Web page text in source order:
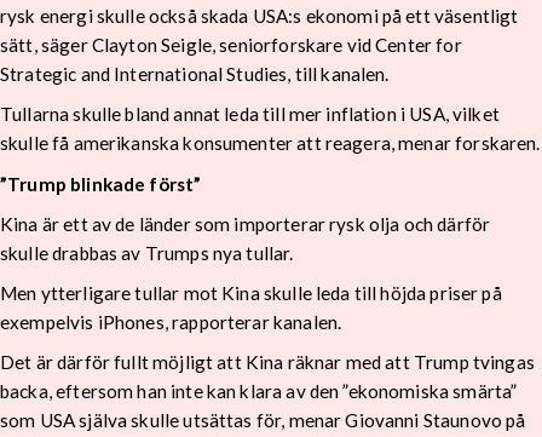
rysk energi skulle också skada USA:s ekonomi på ett väsentligt
sätt, säger Clayton Seigle, seniorforskare vid Center for
Strategic and International Studies, till kanalen.
Tullarna skulle bland annat leda till mer inflation i USA, vilket
skulle få amerikanska konsumenter att reagera, menar forskaren.
”Trump blinkade först”
Kina är ett av de länder som importerar rysk olja och därför
skulle drabbas av Trumps nya tullar.
Men ytterligare tullar mot Kina skulle leda till höjda priser på
exempelvis iPhones, rapporterar kanalen.
Det är därför fullt möjligt att Kina räknar med att Trump tvingas
backa, eftersom han inte kan klara av den ”ekonomiska smärta”
som USA själva skulle utsättas för, menar Giovanni Staunovo på